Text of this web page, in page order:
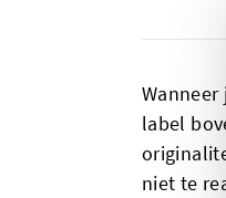
label
niet te